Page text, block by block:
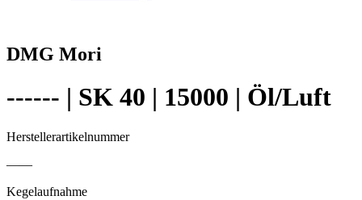
DMG Mori
------ | SK 40 | 15000 | Öl/Luft
Herstellerartikelnummer
——
Kegelaufnahme